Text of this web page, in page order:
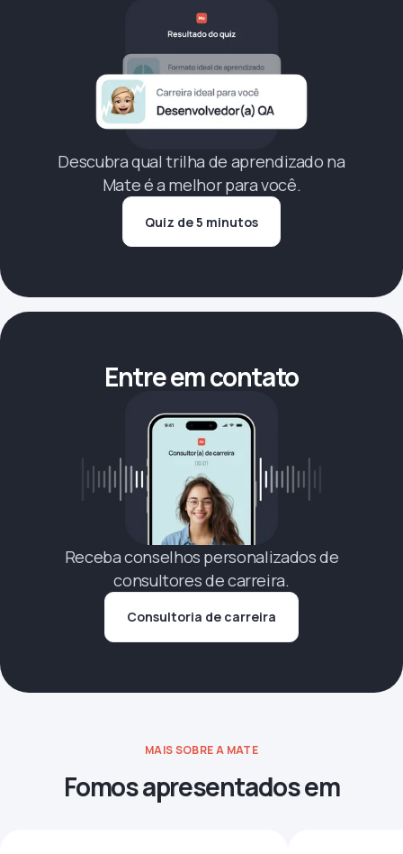
Descubra qual trilha de aprendizado na
Mate é a melhor para você.
Quiz de 5 minutos
Entre em contato
Receba conselhos personalizados de
consultores de carreira.
Consultoria de carreira
MAIS SOBRE A MATE
Fomos apresentados em